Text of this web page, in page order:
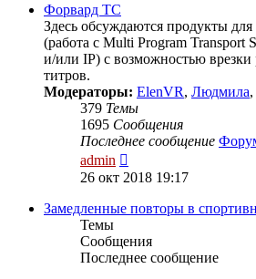
Форвард ТС
Здесь обсуждаются продукты
(работа с Multi Program Transport
и/или IP) с возможностью
титров.
Модераторы: ElenVR, Людмила,
379 Темы
1695 Сообщения
Последнее сообщение
admin
к
сообщению
26 окт 2018 19:17
Замедленные повторы в
Темы
Сообщения
Последнее сообщение